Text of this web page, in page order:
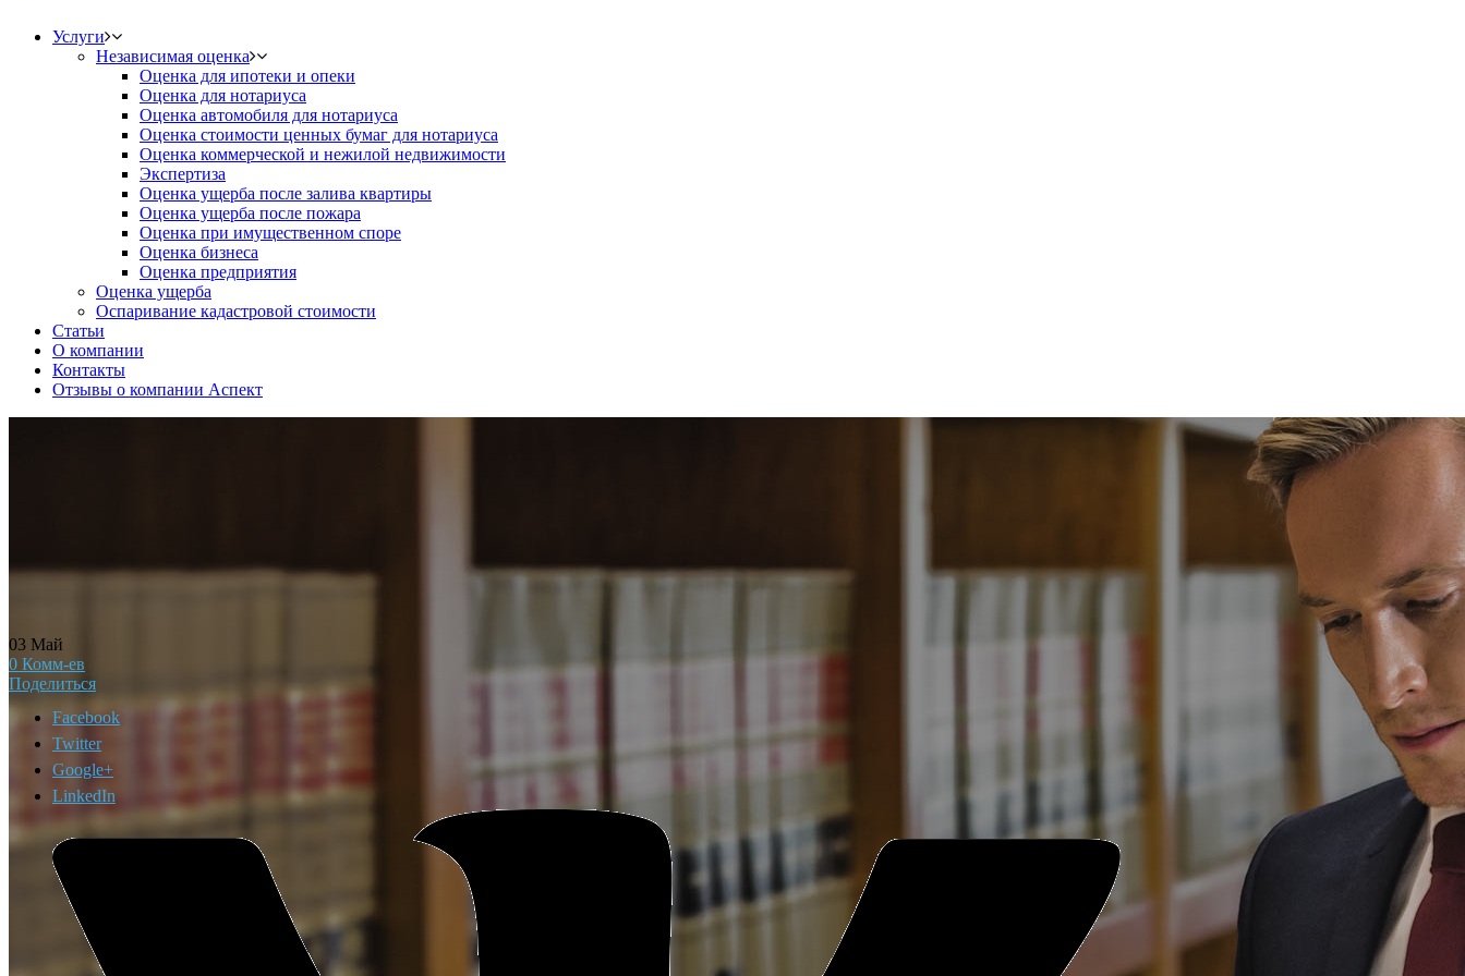
Услуги
Независимая оценка
Оценка для ипотеки и опеки
Оценка для нотариуса
Оценка автомобиля для нотариуса
Оценка стоимости ценных бумаг для нотариуса
Оценка коммерческой и нежилой недвижимости
Экспертиза
Оценка ущерба после залива квартиры
Оценка ущерба после пожара
Оценка при имущественном споре
Оценка бизнеса
Оценка предприятия
Оценка ущерба
Оспаривание кадастровой стоимости
Статьи
О компании
Контакты
Отзывы о компании Аспект
03 Май
0 Комм-ев
Поделиться
Facebook
Twitter
Google+
LinkedIn